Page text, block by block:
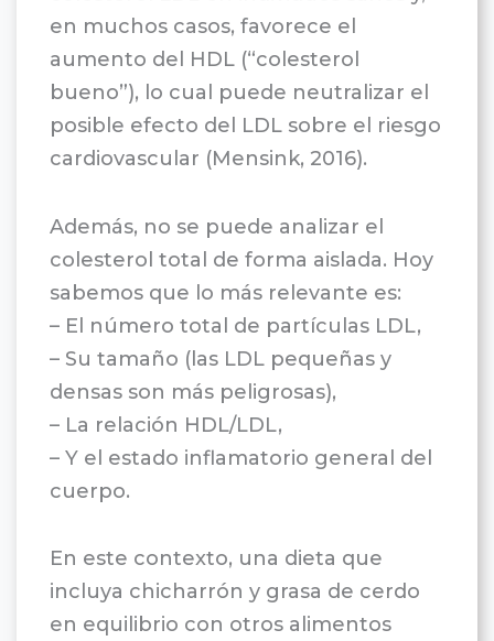
en muchos casos, favorece el
aumento del HDL (“colesterol
bueno”), lo cual puede neutralizar el
posible efecto del LDL sobre el riesgo
cardiovascular (Mensink, 2016).
Además, no se puede analizar el
colesterol total de forma aislada. Hoy
sabemos que lo más relevante es:
– El número total de partículas LDL,
– Su tamaño (las LDL pequeñas y
densas son más peligrosas),
– La relación HDL/LDL,
– Y el estado inflamatorio general del
cuerpo.
En este contexto, una dieta que
incluya chicharrón y grasa de cerdo
en equilibrio con otros alimentos